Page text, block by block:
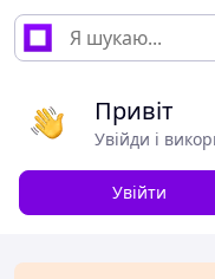
Привіт
Увійди і
Увійти